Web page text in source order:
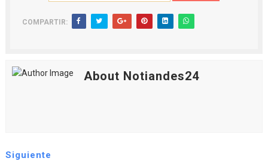
COMPARTIR:
About Notiandes24
Siguiente